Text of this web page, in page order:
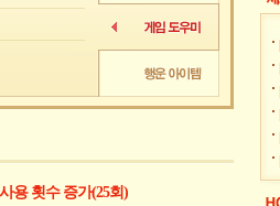
용 횟수 증가(25회)